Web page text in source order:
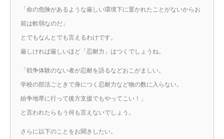
「命の危険があるような厳しい環境下に置かれたことがないからお
前は軟弱なのだ」
とでもなんとでも言えるわけです。
厳しければ厳しいほど「忍耐力」はつくでしょうね。
「戦争体験のない者が忍耐を語るなどおこがましい。
学校の部活ごときで身につく忍耐力など物の数に入らない。
紛争地帯に行って後方支援でもやってこい！」
と言われたらもう何も言えないでしょう。
さらに以下のことをお聞きしたい。